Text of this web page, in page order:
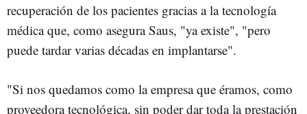
recuperación de los pacientes gracias a la tecnología
médica que, como asegura Saus, "ya existe", "pero
puede tardar varias décadas en implantarse".
"Si nos quedamos como la empresa que éramos, como
proveedora tecnológica, sin poder dar toda la prestación